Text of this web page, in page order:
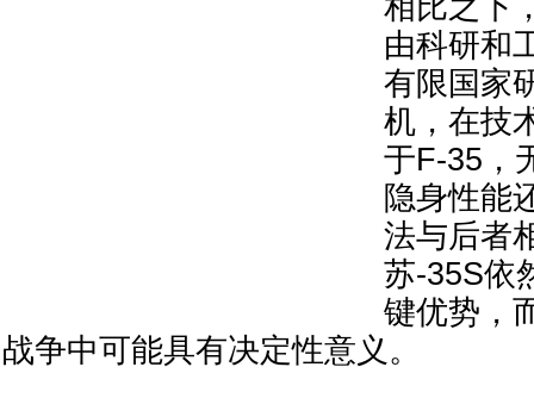
相比之下
由科研和
有限国家
机，在技
于F-35，
隐身性能
法与后者
苏-35S依
键优势，
战争中可能具有决定性意义。